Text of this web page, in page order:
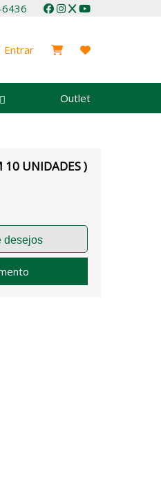
Entrar
Outlet
10 UNIDADES )